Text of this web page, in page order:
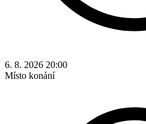
6. 8. 2026 20:00
Místo konání